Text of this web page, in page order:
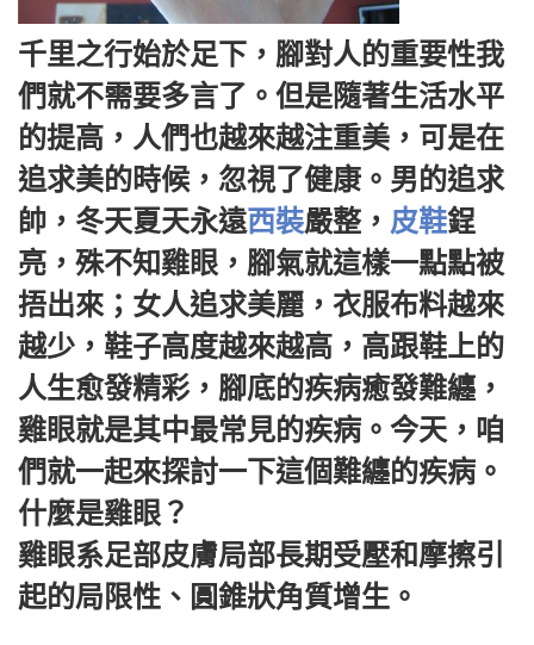
千里之行始於足下，腳對人的重要性我
們就不需要多言了。但是隨著生活水平
的提高，人們也越來越注重美，可是在
追求美的時候，忽視了健康。男的追求
帥，冬天夏天永遠西裝嚴整， 皮鞋鋥
亮，殊不知雞眼，腳氣就這樣一點點被
捂出來；女人追求美麗，衣服布料越來
越少，鞋子高度越來越高，高跟鞋上的
人生愈發精彩，腳底的疾病癒發難纏，
雞眼就是其中最常見的疾病。今天，咱
們就一起來探討一下這個難纏的疾病。
什麼是雞眼？
雞眼系足部皮膚局部長期受壓和摩擦引
起的局限性、圓錐狀角質增生。